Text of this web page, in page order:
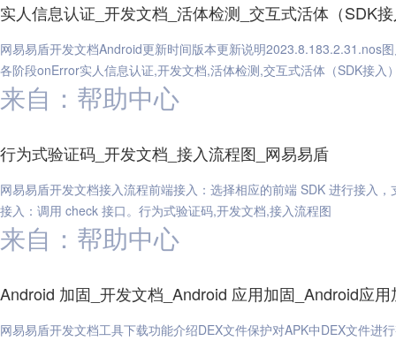
实人信息认证_开发文档_活体检测_交互式活体（SDK
网易易盾开发文档Android更新时间版本更新说明2023.8.183.2.31.nos
各阶段onError实人信息认证,开发文档,活体检测,交互式活体（SDK接入
来自：帮助中心
行为式验证码_开发文档_接入流程图_网易易盾
网易易盾开发文档接入流程前端接入：选择相应的前端 SDK 进行接入
接入：调用 check 接口。行为式验证码,开发文档,接入流程图
来自：帮助中心
Android 加固_开发文档_Android 应用加固_Android应
网易易盾开发文档工具下载功能介绍DEX文件保护对APK中DEX文件进